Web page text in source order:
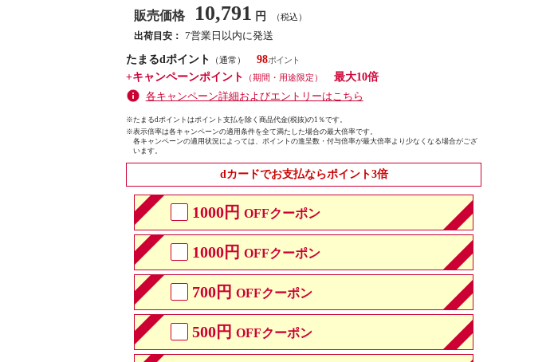
販売価格 10,791 円 （税込）
出荷目安： 7営業日以内に発送
たまるdポイント
（通常）
98
+キャンペーンポイント
（期間・用途限定）
最大10倍
各キャンペーン詳細およびエントリーはこちら
※たまるdポイントはポイント支払を除く商品代金(税抜)の1％です。
※表示倍率は各キャンペーンの適用条件を全て満たした場合の最大倍率です。
各キャンペーンの適用状況によっては、ポイントの進呈数・付与倍率が最大倍率より少なくなる場合がござ
います。
dカードでお支払ならポイント3倍
1000円 OFFクーポン
1000円 OFFクーポン
700円 OFFクーポン
500円 OFFクーポン